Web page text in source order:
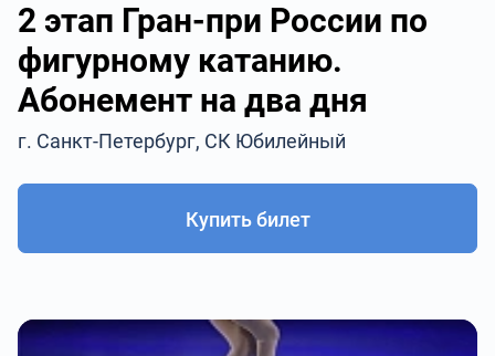
2 этап Гран-при России по
фигурному катанию.
Абонемент на два дня
г. Санкт-Петербург, СК Юбилейный
Купить билет